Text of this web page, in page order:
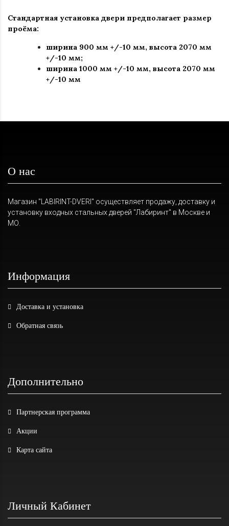
Стандартная установка двери предполагает размер
проёма:
ширина 900 мм +/-10 мм, высота 2070 мм
+/-10 мм;
ширина 1000 мм +/-10 мм, высота 2070 мм
+/-10 мм
О нас
Магазин "LABIRINT-DVERI" осуществляет продажу, доставку и
установку входных стальных дверей "Лабиринт" в Москве и
МО.
Информация
Доставка и установка
Обратная связь
Дополнительно
Партнерская программа
Акции
Карта сайта
Личный Кабинет